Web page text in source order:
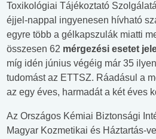
Toxikológiai Tájékoztató
éjjel-nappal ingyenesen hívható
egyre több a gélkapszulák miatti
összesen 62 mérgezési esetet
míg idén június végéig már 35
tudomást az ETTSZ. Ráadásul a
az egy éves, harmadát a két éves
Az Országos Kémiai Biztonsági
Magyar Kozmetikai és Háztartás-